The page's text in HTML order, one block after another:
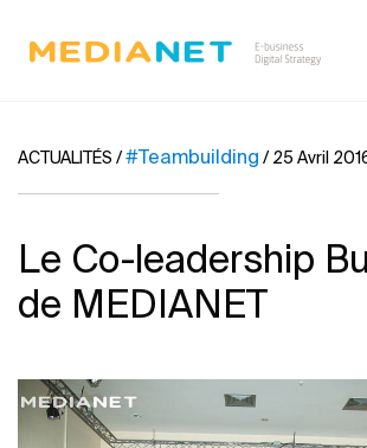
ACTUALITÉS /#Teambuilding / 25 Avril
Le Co-leadership
de MEDIANET